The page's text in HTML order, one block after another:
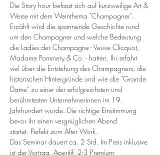
Die Story hour befasst sich auf kurzweilige Art &
Weise mit dem Weinthema "Champagner".
Erzählt wird die spannende Geschichte rund
um den Champagner und welche Bedeutung
die Ladies der Champagne - Veuve Clicquot,
Madame Pommery & Co. - hatten. Ihr erfahrt
viel über die Entstehung des Champagners, die
historischen Hintergründe und wie die "Grande
Dame" zu einer der erfolgreichsten und
berühmtesten Unternehmerinnen im 19.
Jahrhundert wurde. Die richtige Einstimmung
bevor ihr einen vergnüglichen Abend
startet. Perfekt zum After Work.
Das Seminar dauert ca. 2 Std. Im Preis inklusive
ist der Vortrag, Aperitif, 2-3 Premium